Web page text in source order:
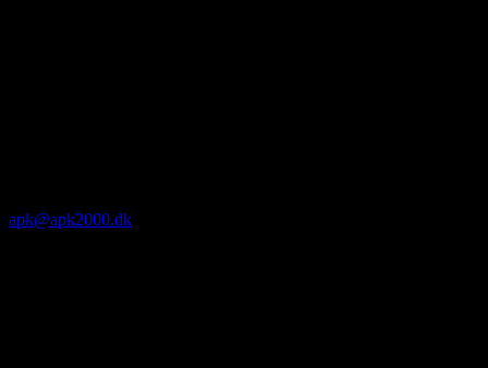
apk@apk2000.dk